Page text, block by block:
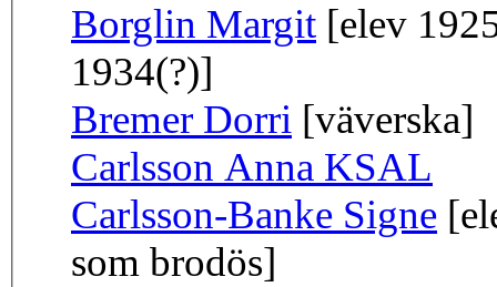
Borglin Margit [elev
1934(?)]
Bremer Dorri [väverska]
Carlsson Anna KSAL
Carlsson-Banke Signe
som brodös]